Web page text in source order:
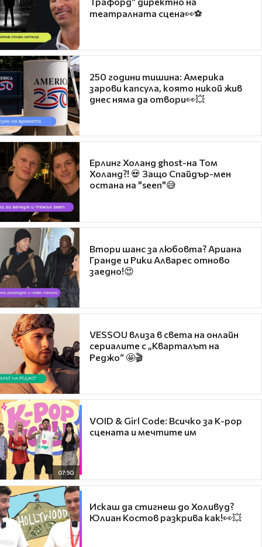
театралната сцена👀⚽
250 години тишина: Америка
зарови капсула, която никой жив
днес няма да отвори👀💥
Ерлинг Холанд ghost-на Том
Холанд?! 💀 Защо Спайдър-мен
остана на "seen"😅
Втори шанс за любовта? Ариана
Гранде и Рики Алварес отново
заедно!😍
VESSOU влиза в света на онлайн
сериалите с „Кварталът на
Реджо“ 🤩🎬
07:50
VOID & Girl Code: Всичко за K-pop
сцената и мечтите им
Искаш да стигнеш до Холивуд?
Юлиан Костов разкрива как!👀💥